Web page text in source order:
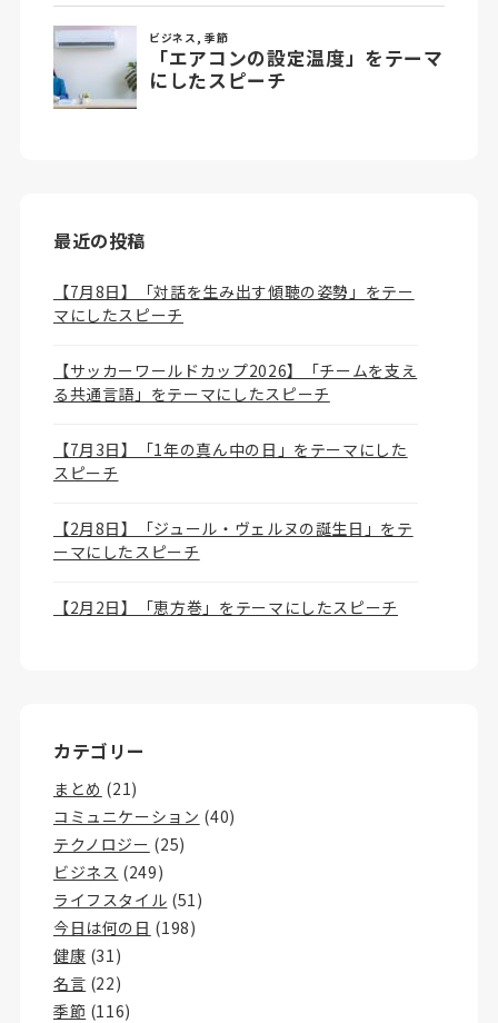
最近の投稿
【7月8日】「対話を生み出す傾聴の姿勢」をテー
マにしたスピーチ
【サッカーワールドカップ2026】「チームを支え
る共通言語」をテーマにしたスピーチ
【7月3日】「1年の真ん中の日」をテーマにした
スピーチ
【2月8日】「ジュール・ヴェルヌの誕生日」をテ
ーマにしたスピーチ
【2月2日】「恵方巻」をテーマにしたスピーチ
カテゴリー
まとめ (21)
コミュニケーション (40)
テクノロジー (25)
ビジネス (249)
ライフスタイル (51)
今日は何の日 (198)
健康 (31)
名言 (22)
季節 (116)